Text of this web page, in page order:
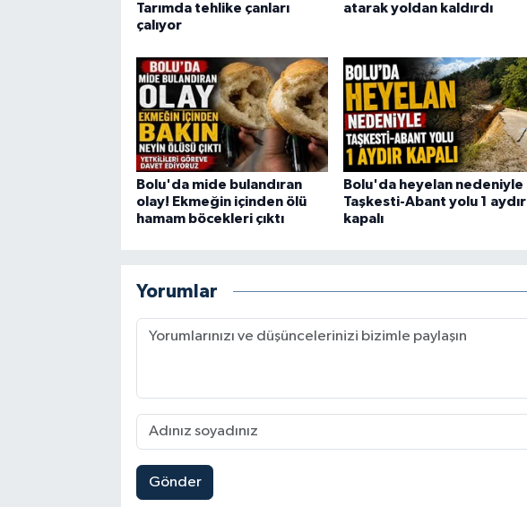
Tarımda tehlike çanları
çalıyor
atarak yoldan kaldırdı
Bolu'da mide bulandıran
olay! Ekmeğin içinden ölü
hamam böcekleri çıktı
Bolu'da heyelan nedeniyle
Taşkesti-Abant yolu 1 aydır
kapalı
Yorumlar
Gönder